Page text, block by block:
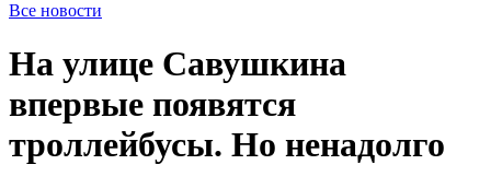
Все новости
На улице Савушкина
впервые появятся
троллейбусы. Но ненадолго